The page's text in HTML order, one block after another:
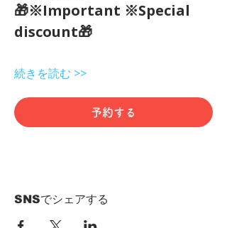
🎁※Important ※Special
discount🎁
続きを読む >>
予約する
SNSでシェアする